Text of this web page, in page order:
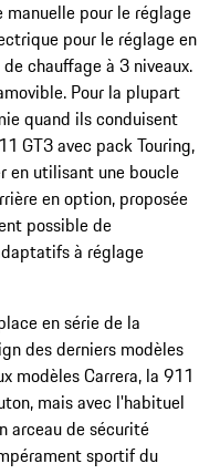
pour le réglage
pour le réglage en
chauffage à 3 niveaux.
Pour la plupart
quand ils conduisent
GT3 avec pack Touring,
en utilisant une boucle
en option, proposée
possible de
à réglage
en série de la
des derniers modèles
modèles Carrera, la 911
mais avec l'habituel
arceau de sécurité
sportif du